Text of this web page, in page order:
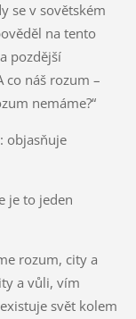
se v sovětském
na tento
pozdější
co náš rozum –
nemáme?“
objasňuje
je to jeden
rozum, city a
a vůli, vím
svět kolem